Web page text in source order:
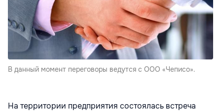
В данный момент переговоры ведутся с ООО «Чеписо».
На территории предприятия состоялась встреча